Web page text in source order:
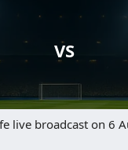
VS
live broadcast on 6